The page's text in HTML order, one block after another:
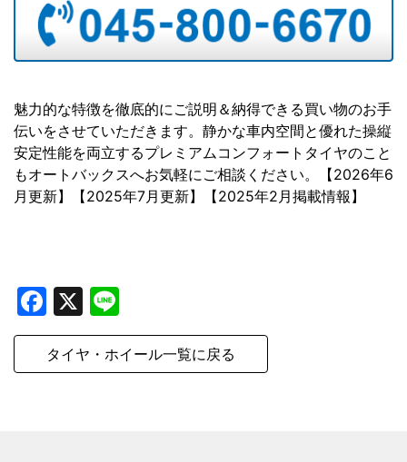
魅力的な特徴を徹底的にご説明＆納得できる買い物のお手
伝いをさせていただきます。静かな車内空間と優れた操縦
安定性能を両立するプレミアムコンフォートタイヤのこと
もオートバックスへお気軽にご相談ください。【2026年6
月更新】【2025年7月更新】【2025年2月掲載情報】
Facebook
X
タイヤ・ホイール一覧に戻る